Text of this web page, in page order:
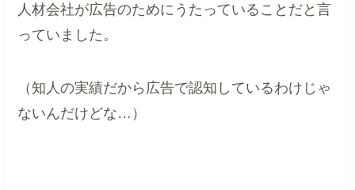
人材会社が広告のためにうたっていることだと言
っていました。
（知人の実績だから広告で認知しているわけじゃ
ないんだけどな…）